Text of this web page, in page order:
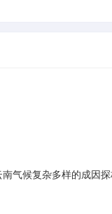
南气候复杂多样的成因